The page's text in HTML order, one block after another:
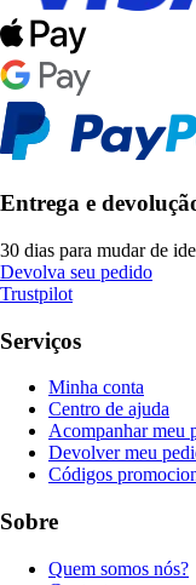
Entrega e
30 dias para mudar de
Devolva seu pedido
Trustpilot
Serviços
Minha conta
Centro de ajuda
Acompanhar meu
Devolver meu
Códigos
Sobre
Quem somos nós?